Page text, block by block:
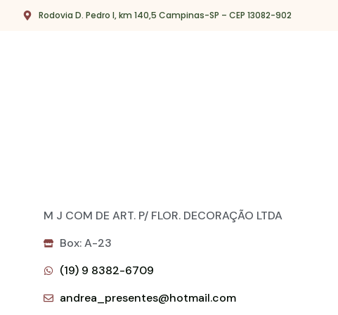
Rodovia D. Pedro I, km 140,5 Campinas-SP – CEP 13082-902
M J COM DE ART. P/ FLOR. DECORAÇÃO LTDA
Box: A-23
(19) 9 8382-6709
andrea_presentes@hotmail.com